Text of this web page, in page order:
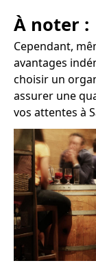
À noter :
Cependant,
avantages
choisir un
assurer une
vos attentes à